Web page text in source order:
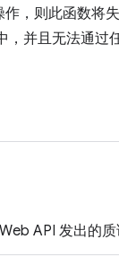
，则此函数将
，并且无法通过
API 发出的质